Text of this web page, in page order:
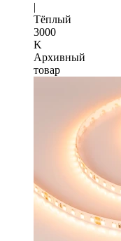
|
Тёплый
3000
K
Архивный
товар